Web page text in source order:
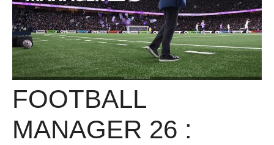
FOOTBALL
MANAGER 26 :